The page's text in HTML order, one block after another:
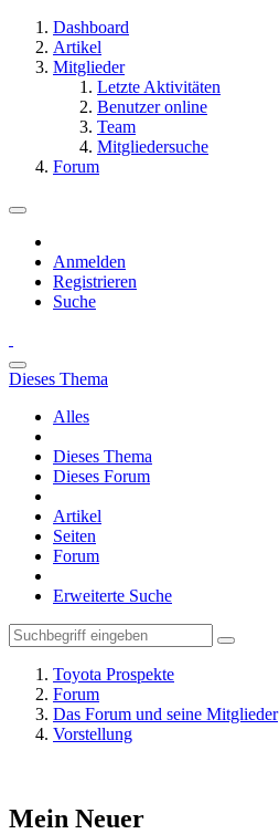
Dashboard
Artikel
Mitglieder
Letzte Aktivitäten
Benutzer online
Team
Mitgliedersuche
Forum
Anmelden
Registrieren
Suche
Dieses Thema
Alles
Dieses Thema
Dieses Forum
Artikel
Seiten
Forum
Erweiterte Suche
Toyota Prospekte
Forum
Das Forum und seine Mitglieder
Vorstellung
Mein Neuer